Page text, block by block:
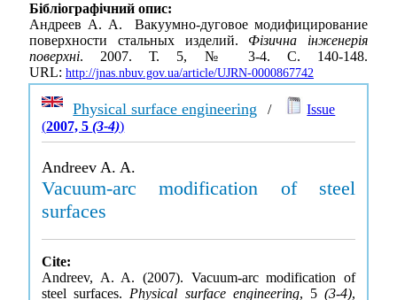
Бібліографічний опис:
Андреев А. А. Вакуумно-дуговое модифицирование
поверхности стальных изделий. Фізична інженерія
поверхні. 2007. Т. 5, № 3-4. С. 140-148.
URL: http://jnas.nbuv.gov.ua/article/UJRN-0000867742
Physical surface engineering /
Issue
(2007, 5(3-4))
Andreev A. A.
Vacuum-arc modification of steel
surfaces
Cite:
Andreev, A. A. (2007). Vacuum-arc modification of
steel surfaces. Physical surface engineering, 5 (3-4),